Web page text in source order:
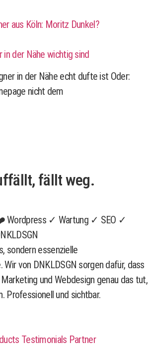
in der Nähe wichtig sind
in der Nähe echt dufte ist Oder:
nicht dem
fällt weg.
sondern essenzielle
von DNKLDSGN sorgen dafür, dass
und Webdesign genau das tut,
Professionell und sichtbar.
Testimonials Partner